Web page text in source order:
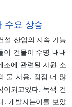
수요 상승
설 산업의 지속 가능
이 건물이 수명 내내
조에 관련된 자원 소
물 사용. 점점 더 많
되고있다. 녹색 건
. 개발자는이를 보았